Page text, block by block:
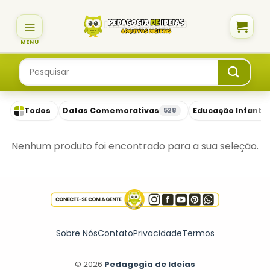
content
Pesquisar
por:
Todos Datas Comemorativas 528 Educação Infantil
Nenhum produto foi encontrado para a sua seleção.
Sobre NósContatoPrivacidadeTermos
© 2026 Pedagogia de Ideias